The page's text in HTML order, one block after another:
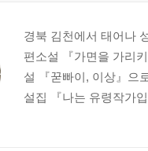
경북 김천에서 태어나
편소설 『가면을 가리
설 『꾿빠이, 이상』으
설집 『나는 유령작가